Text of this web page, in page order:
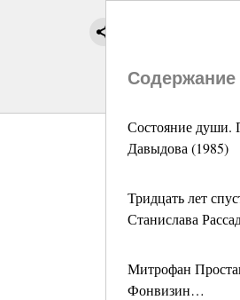
Содержание
Состояние души.
Давыдова (1985)
Тридцать лет
Станислава
Митрофан
Фонвизин…